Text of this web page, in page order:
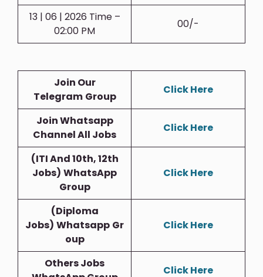
13 | 06 | 2026 Time –
02:00 PM
00/-
Join Our
Telegram Group
Click Here
Join Whatsapp
Channel All Jobs
Click Here
(ITI And 10th, 12th
Jobs) WhatsApp
Group
Click Here
(Diploma
Jobs) Whatsapp Gr
Oup
Click Here
Others Jobs
Click Here